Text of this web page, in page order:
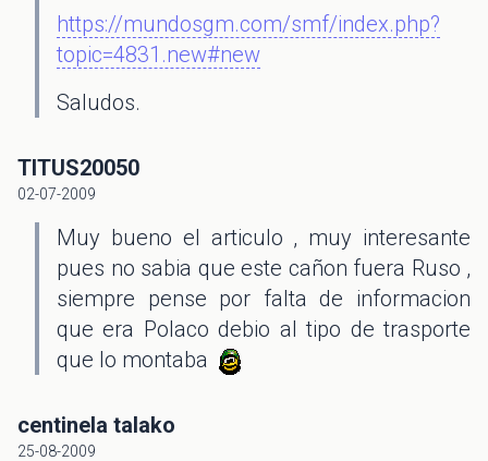
https://mundosgm.com/smf/index.php?
topic=4831.new#new
Saludos.
TITUS20050
02-07-2009
Muy bueno el articulo , muy interesante
pues no sabia que este cañon fuera Ruso ,
siempre pense por falta de informacion
que era Polaco debio al tipo de trasporte
que lo montaba
centinela talako
25-08-2009